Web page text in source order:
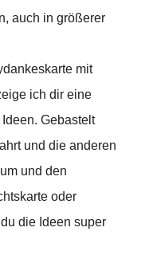
auch in größerer
mit
ich dir eine
Gebastelt
und die anderen
und den
oder
die Ideen super